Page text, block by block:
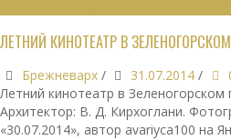
ЛЕТНИЙ КИНОТЕАТР В
Брежневарх / 31.07.2014 /
Летний кинотеатр в Зеленогорском
Архитектор: В. Д. Кирхоглани.
«30.07.2014», автор avariyca100 на